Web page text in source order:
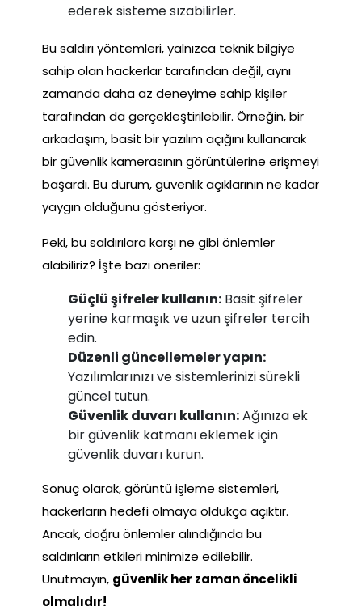
ederek sisteme sızabilirler.
Bu saldırı yöntemleri, yalnızca teknik bilgiye
sahip olan hackerlar tarafından değil, aynı
zamanda daha az deneyime sahip kişiler
tarafından da gerçekleştirilebilir. Örneğin, bir
arkadaşım, basit bir yazılım açığını kullanarak
bir güvenlik kamerasının görüntülerine erişmeyi
başardı. Bu durum, güvenlik açıklarının ne kadar
yaygın olduğunu gösteriyor.
Peki, bu saldırılara karşı ne gibi önlemler
alabiliriz? İşte bazı öneriler:
Güçlü şifreler kullanın: Basit şifreler
yerine karmaşık ve uzun şifreler tercih
edin.
Düzenli güncellemeler yapın:
Yazılımlarınızı ve sistemlerinizi sürekli
güncel tutun.
Güvenlik duvarı kullanın:Ağınıza ek
bir güvenlik katmanı eklemek için
güvenlik duvarı kurun.
Sonuç olarak, görüntü işleme sistemleri,
hackerların hedefi olmaya oldukça açıktır.
Ancak, doğru önlemler alındığında bu
saldırıların etkileri minimize edilebilir.
Unutmayın, güvenlik her zaman öncelikli
olmalıdır!